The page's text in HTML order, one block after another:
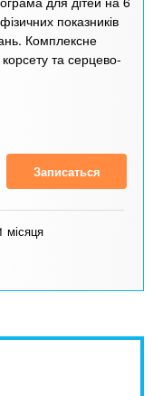
показників
Комплексне
та серцево-
Записаться
місяця